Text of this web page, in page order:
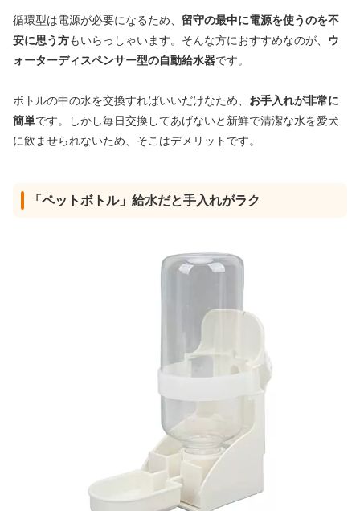
循環型は電源が必要になるため、 留守の最中に電源を使うのを不
安に思う方もいらっしゃいます。そんな方におすすめなのが、 ウ
ォーターディスペンサー型の自動給水器です。
ボトルの中の水を交換すればいいだけなため、 お手入れが非常に
簡単です。しかし毎日交換してあげないと新鮮で清潔な水を愛犬
に飲ませられないため、そこはデメリットです。
「ペットボトル」給水だと手入れがラク